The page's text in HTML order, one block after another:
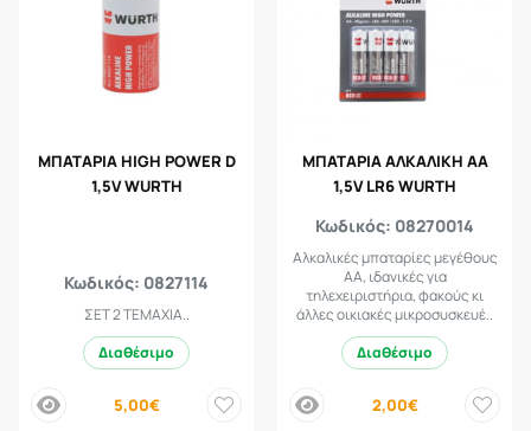
ΜΠΑΤΑΡΙΑ HIGH POWER D
1,5V WURTH
Κωδικός: 0827114
ΣΕΤ 2 ΤΕΜΑΧΙΑ..
Διαθέσιμο
price 5,00€
ΜΠΑΤΑΡΙΑ ΑΛΚAΛΙΚΗ AA
1,5V LR6 WURTH
Κωδικός: 08270014
Αλκαλικές μπαταρίες μεγέθους
ΑΑ, ιδανικές για
τηλεχειριστήρια, φακούς κι
άλλες οικιακές μικροσυσκευέ..
Διαθέσιμο
price 2,00€